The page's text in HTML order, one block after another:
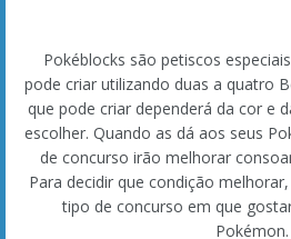
Hora do
Quando o concurso começa, o
com base na sua aparência na
rodada, o seu Pokémon será mais
melhorar as suas condições de